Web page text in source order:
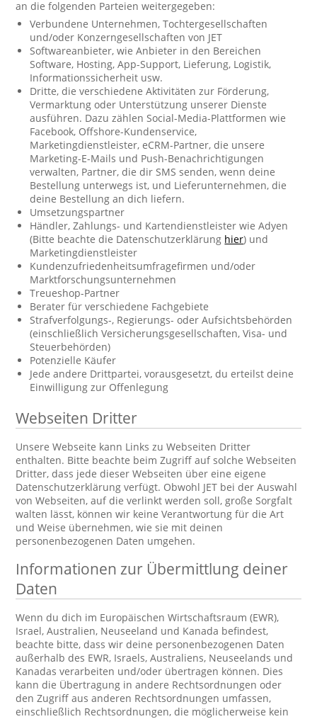
an die folgenden Parteien weitergegeben:
Verbundene Unternehmen, Tochtergesellschaften
und/oder Konzerngesellschaften von JET
Softwareanbieter, wie Anbieter in den Bereichen
Software, Hosting, App-Support, Lieferung, Logistik,
Informationssicherheit usw.
Dritte, die verschiedene Aktivitäten zur Förderung,
Vermarktung oder Unterstützung unserer Dienste
ausführen. Dazu zählen Social-Media-Plattformen wie
Facebook, Offshore-Kundenservice,
Marketingdienstleister, eCRM-Partner, die unsere
Marketing-E-Mails und Push-Benachrichtigungen
verwalten, Partner, die dir SMS senden, wenn deine
Bestellung unterwegs ist, und Lieferunternehmen, die
deine Bestellung an dich liefern.
Umsetzungspartner
Händler, Zahlungs- und Kartendienstleister wie Adyen
(Bitte beachte die Datenschutzerklärung hier) und
Marketingdienstleister
Kundenzufriedenheitsumfragefirmen und/oder
Marktforschungsunternehmen
Treueshop-Partner
Berater für verschiedene Fachgebiete
Strafverfolgungs-, Regierungs- oder Aufsichtsbehörden
(einschließlich Versicherungsgesellschaften, Visa- und
Steuerbehörden)
Potenzielle Käufer
Jede andere Drittpartei, vorausgesetzt, du erteilst deine
Einwilligung zur Offenlegung
Webseiten Dritter
Unsere Webseite kann Links zu Webseiten Dritter
enthalten. Bitte beachte beim Zugriff auf solche Webseiten
Dritter, dass jede dieser Webseiten über eine eigene
Datenschutzerklärung verfügt. Obwohl JET bei der Auswahl
von Webseiten, auf die verlinkt werden soll, große Sorgfalt
walten lässt, können wir keine Verantwortung für die Art
und Weise übernehmen, wie sie mit deinen
personenbezogenen Daten umgehen.
Informationen zur Übermittlung deiner
Daten
Wenn du dich im Europäischen Wirtschaftsraum (EWR),
Israel, Australien, Neuseeland und Kanada befindest,
beachte bitte, dass wir deine personenbezogenen Daten
außerhalb des EWR, Israels, Australiens, Neuseelands und
Kanadas verarbeiten und/oder übertragen können. Dies
kann die Übertragung in andere Rechtsordnungen oder
den Zugriff aus anderen Rechtsordnungen umfassen,
einschließlich Rechtsordnungen, die möglicherweise kein